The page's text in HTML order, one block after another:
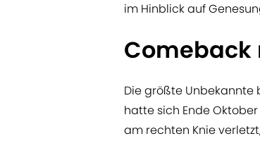
im Hinblick auf
Comeback
Die größte Unbekannte
hatte sich Ende
am rechten Knie